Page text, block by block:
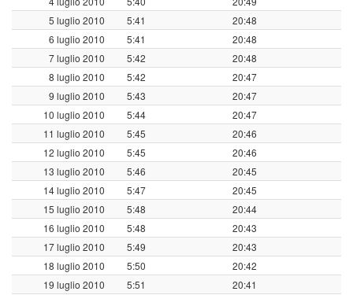
5 luglio 2010
5:41
20:48
6 luglio 2010
5:41
20:48
7 luglio 2010
5:42
20:48
8 luglio 2010
5:42
20:47
9 luglio 2010
5:43
20:47
10 luglio 2010
5:44
20:47
11 luglio 2010
5:45
20:46
12 luglio 2010
5:45
20:46
13 luglio 2010
5:46
20:45
14 luglio 2010
5:47
20:45
15 luglio 2010
5:48
20:44
16 luglio 2010
5:48
20:43
17 luglio 2010
5:49
20:43
18 luglio 2010
5:50
20:42
19 luglio 2010
5:51
20:41